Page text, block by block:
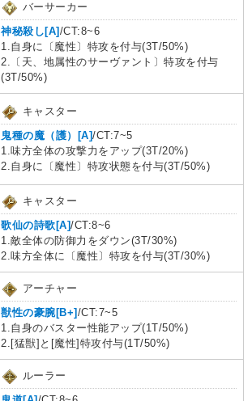
バーサーカー
神秘殺し[A] /CT:8~6
1.自身に〔魔性〕特攻を付与(3T/50%)
2.〔天、地属性のサーヴァント〕特攻を付与
(3T/50%)
キャスター
鬼種の魔（護）[A]/CT:7~5
1.味方全体の攻撃力をアップ(3T/20%)
2.自身に〔魔性〕特攻状態を付与(3T/50%)
キャスター
歌仙の詩歌[A]/CT:8~6
1.敵全体の防御力をダウン(3T/30%)
2.味方全体に〔魔性〕特攻を付与(3T/30%)
アーチャー
獣性の豪腕[B+] /CT:7~5
1.自身のバスター性能アップ(1T/50%)
2.[猛獣]と[魔性]特攻付与(1T/50%)
ルーラー